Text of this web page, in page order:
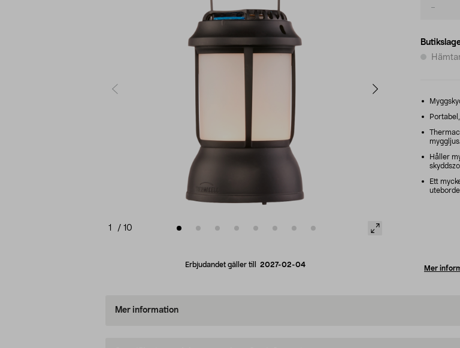
1 / 10
Erbjudandet gäller till 2027-02-04
myggljus.
Håller
Ett
Mer
Mer information